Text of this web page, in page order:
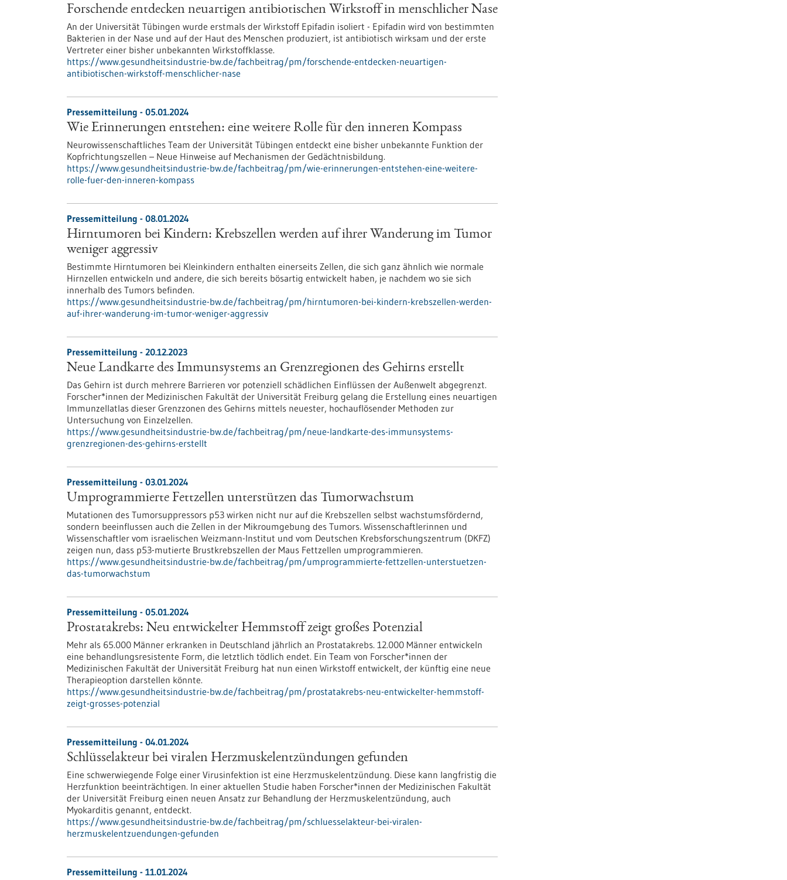
Forschende entdecken neuartigen antibiotischen Wirkstoff in menschlicher Nase
An der Universität Tübingen wurde erstmals der Wirkstoff Epifadin isoliert - Epifadin wird von bestimmten
Bakterien in der Nase und auf der Haut des Menschen produziert, ist antibiotisch wirksam und der erste
Vertreter einer bisher unbekannten Wirkstoffklasse.
https://www.gesundheitsindustrie-bw.de/fachbeitrag/pm/forschende-entdecken-neuartigen-
antibiotischen-wirkstoff-menschlicher-nase
Pressemitteilung - 05.01.2024
Wie Erinnerungen entstehen: eine weitere Rolle für den inneren Kompass
Neurowissenschaftliches Team der Universität Tübingen entdeckt eine bisher unbekannte Funktion der
Kopfrichtungszellen – Neue Hinweise auf Mechanismen der Gedächtnisbildung.
https://www.gesundheitsindustrie-bw.de/fachbeitrag/pm/wie-erinnerungen-entstehen-eine-weitere-
rolle-fuer-den-inneren-kompass
Pressemitteilung - 08.01.2024
Hirntumoren bei Kindern: Krebszellen werden auf ihrer Wanderung im Tumor
weniger aggressiv
Bestimmte Hirntumoren bei Kleinkindern enthalten einerseits Zellen, die sich ganz ähnlich wie normale
Hirnzellen entwickeln und andere, die sich bereits bösartig entwickelt haben, je nachdem wo sie sich
innerhalb des Tumors befinden.
https://www.gesundheitsindustrie-bw.de/fachbeitrag/pm/hirntumoren-bei-kindern-krebszellen-werden-
auf-ihrer-wanderung-im-tumor-weniger-aggressiv
Pressemitteilung - 20.12.2023
Neue Landkarte des Immunsystems an Grenzregionen des Gehirns erstellt
Das Gehirn ist durch mehrere Barrieren vor potenziell schädlichen Einflüssen der Außenwelt abgegrenzt.
Forscher*innen der Medizinischen Fakultät der Universität Freiburg gelang die Erstellung eines neuartigen
Immunzellatlas dieser Grenzzonen des Gehirns mittels neuester, hochauflösender Methoden zur
Untersuchung von Einzelzellen.
https://www.gesundheitsindustrie-bw.de/fachbeitrag/pm/neue-landkarte-des-immunsystems-
grenzregionen-des-gehirns-erstellt
Pressemitteilung - 03.01.2024
Umprogrammierte Fettzellen unterstützen das Tumorwachstum
Mutationen des Tumorsuppressors p53 wirken nicht nur auf die Krebszellen selbst wachstumsfördernd,
sondern beeinflussen auch die Zellen in der Mikroumgebung des Tumors. Wissenschaftlerinnen und
Wissenschaftler vom israelischen Weizmann-Institut und vom Deutschen Krebsforschungszentrum (DKFZ)
zeigen nun, dass p53-mutierte Brustkrebszellen der Maus Fettzellen umprogrammieren.
https://www.gesundheitsindustrie-bw.de/fachbeitrag/pm/umprogrammierte-fettzellen-unterstuetzen-
das-tumorwachstum
Pressemitteilung - 05.01.2024
Prostatakrebs: Neu entwickelter Hemmstoff zeigt großes Potenzial
Mehr als 65.000 Männer erkranken in Deutschland jährlich an Prostatakrebs. 12.000 Männer entwickeln
eine behandlungsresistente Form, die letztlich tödlich endet. Ein Team von Forscher*innen der
Medizinischen Fakultät der Universität Freiburg hat nun einen Wirkstoff entwickelt, der künftig eine neue
Therapieoption darstellen könnte.
https://www.gesundheitsindustrie-bw.de/fachbeitrag/pm/prostatakrebs-neu-entwickelter-hemmstoff-
zeigt-grosses-potenzial
Pressemitteilung - 04.01.2024
Schlüsselakteur bei viralen Herzmuskelentzündungen gefunden
Eine schwerwiegende Folge einer Virusinfektion ist eine Herzmuskelentzündung. Diese kann langfristig die
Herzfunktion beeinträchtigen. In einer aktuellen Studie haben Forscher*innen der Medizinischen Fakultät
der Universität Freiburg einen neuen Ansatz zur Behandlung der Herzmuskelentzündung, auch
Myokarditis genannt, entdeckt.
https://www.gesundheitsindustrie-bw.de/fachbeitrag/pm/schluesselakteur-bei-viralen-
herzmuskelentzuendungen-gefunden
Pressemitteilung - 11.01.2024